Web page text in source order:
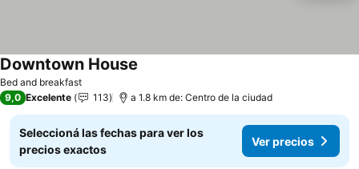
Bed and breakfast
Downtown House
9,0 Excelente 113 a 1.8 km de: Centro de la ciudad
Seleccioná las fechas para ver los
precios exactos
Ver precios